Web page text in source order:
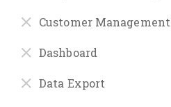
Customer Management
Dashboard
Data Export